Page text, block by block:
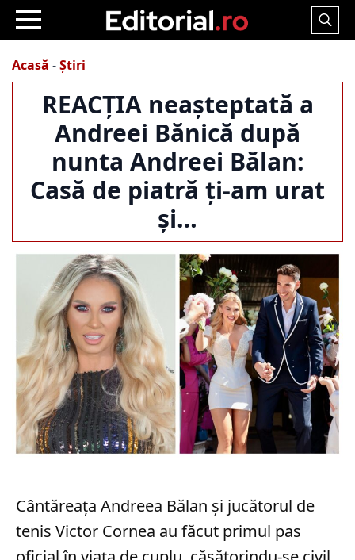
Search
Acasă -Știri
REACȚIA neașteptată a
Andreei Bănică după
nunta Andreei Bălan:
Casă de piatră ți-am urat
și…
Cântăreața Andreea Bălan și jucătorul de
tenis Victor Cornea au făcut primul pas